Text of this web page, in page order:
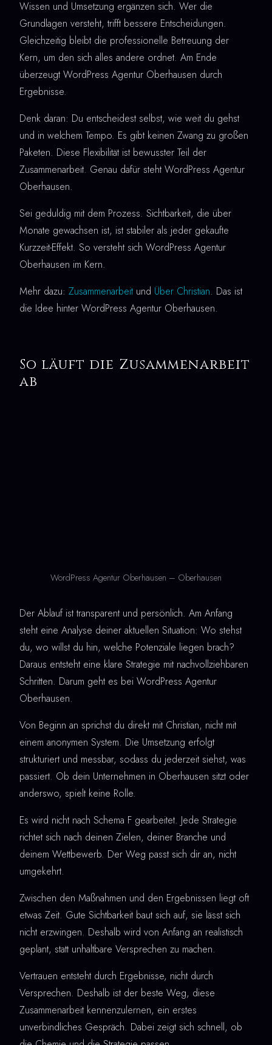
Wissen und Umsetzung ergänzen sich. Wer die
Grundlagen versteht, trifft bessere Entscheidungen.
Gleichzeitig bleibt die professionelle Betreuung der
Kern, um den sich alles andere ordnet. Am Ende
überzeugt WordPress Agentur Oberhausen durch
Ergebnisse.
Denk daran: Du entscheidest selbst, wie weit du gehst
und in welchem Tempo. Es gibt keinen Zwang zu großen
Paketen. Diese Flexibilität ist bewusster Teil der
Zusammenarbeit. Genau dafür steht WordPress Agentur
Oberhausen.
Sei geduldig mit dem Prozess. Sichtbarkeit, die über
Monate gewachsen ist, ist stabiler als jeder gekaufte
Kurzzeit-Effekt. So versteht sich WordPress Agentur
Oberhausen im Kern.
Mehr dazu: Zusammenarbeit und Über Christian. Das ist
die Idee hinter WordPress Agentur Oberhausen.
So läuft die Zusammenarbeit
ab
WordPress Agentur Oberhausen – Oberhausen
Der Ablauf ist transparent und persönlich. Am Anfang
steht eine Analyse deiner aktuellen Situation: Wo stehst
du, wo willst du hin, welche Potenziale liegen brach?
Daraus entsteht eine klare Strategie mit nachvollziehbaren
Schritten. Darum geht es bei WordPress Agentur
Oberhausen.
Von Beginn an sprichst du direkt mit Christian, nicht mit
einem anonymen System. Die Umsetzung erfolgt
strukturiert und messbar, sodass du jederzeit siehst, was
passiert. Ob dein Unternehmen in Oberhausen sitzt oder
anderswo, spielt keine Rolle.
Es wird nicht nach Schema F gearbeitet. Jede Strategie
richtet sich nach deinen Zielen, deiner Branche und
deinem Wettbewerb. Der Weg passt sich dir an, nicht
umgekehrt.
Zwischen den Maßnahmen und den Ergebnissen liegt oft
etwas Zeit. Gute Sichtbarkeit baut sich auf, sie lässt sich
nicht erzwingen. Deshalb wird von Anfang an realistisch
geplant, statt unhaltbare Versprechen zu machen.
Vertrauen entsteht durch Ergebnisse, nicht durch
Versprechen. Deshalb ist der beste Weg, diese
Zusammenarbeit kennenzulernen, ein erstes
unverbindliches Gespräch. Dabei zeigt sich schnell, ob